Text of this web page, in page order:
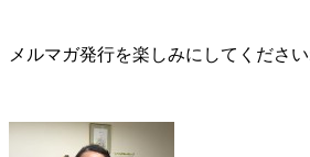
メルマガ発行を楽しみにしてくださ